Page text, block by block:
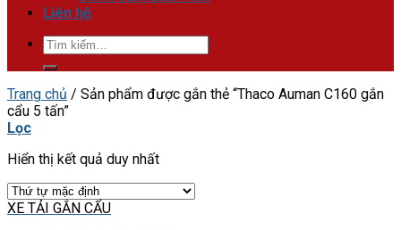
Liên hệ
Tìm
kiếm:
Trang chủ / Sản phẩm được gắn thẻ “Thaco Auman C160 gắn
cẩu 5 tấn”
Lọc
Hiển thị kết quả duy nhất
XE TẢI GẮN CẨU